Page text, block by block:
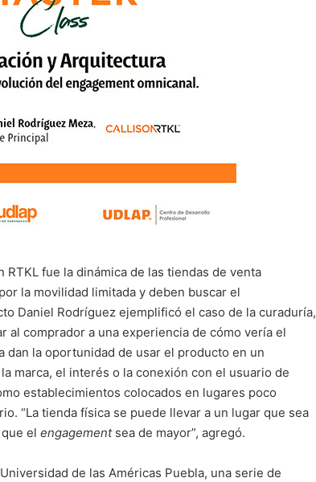
RTKL fue la dinámica de las tiendas de venta
la movilidad limitada y deben buscar el
Daniel Rodríguez ejemplificó el caso de la curaduría,
al comprador a una experiencia de cómo vería el
dan la oportunidad de usar el producto en un
marca, el interés o la conexión con el usuario de
establecimientos colocados en lugares poco
“La tienda física se puede llevar a un lugar que sea
el engagementsea de mayor”, agregó.
Universidad de las Américas Puebla, una serie de